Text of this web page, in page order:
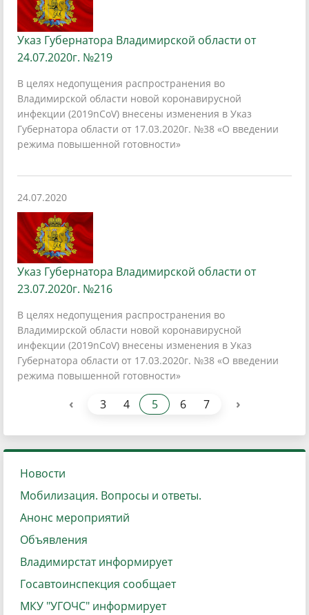
Указ Губернатора Владимирской области от
24.07.2020г. №219
В целях недопущения распространения во
Владимирской области новой коронавирусной
инфекции (2019nCoV) внесены изменения в Указ
Губернатора области от 17.03.2020г. №38 «О введении
режима повышенной готовности»
24.07.2020
Указ Губернатора Владимирской области от
23.07.2020г. №216
В целях недопущения распространения во
Владимирской области новой коронавирусной
инфекции (2019nCoV) внесены изменения в Указ
Губернатора области от 17.03.2020г. №38 «О введении
режима повышенной готовности»
‹ 3 4 5 6 7 ›
Новости
Мобилизация. Вопросы и ответы.
Анонс мероприятий
Объявления
Владимирстат информирует
Госавтоинспекция сообщает
МКУ "УГОЧС" информирует